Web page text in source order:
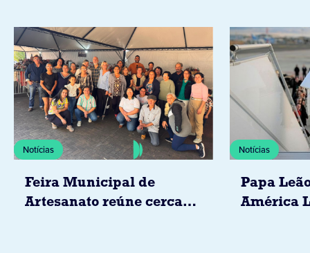
Notícias
Feira Municipal de
Artesanato reúne cerca
Notícias
Papa
América